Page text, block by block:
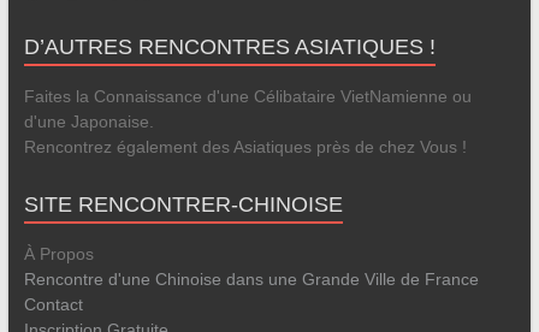
D’AUTRES RENCONTRES ASIATIQUES !
Faites la Connaissance d'une Célibataire VietNamienne ou
d'une Japonaise.
Rencontrez également des Asiatiques près de chez Vous !
SITE RENCONTRER-CHINOISE
À Propos
Rencontre d'une Chinoise dans une Grande Ville de France
Contact